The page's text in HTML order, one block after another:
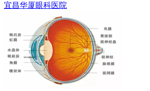
宜昌华厦眼科医院